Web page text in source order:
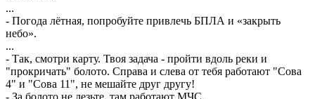
...
- Погода лётная, попробуйте привлечь БПЛА и «закрыть
небо».
...
- Так, смотри карту. Твоя задача - пройти вдоль реки и
"прокричать" болото. Справа и слева от тебя работают "Сова
4" и "Сова 11", не мешайте друг другу!